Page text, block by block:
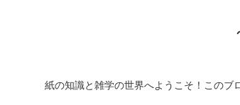
紙の知識と雑学の世界へようこそ！このブ